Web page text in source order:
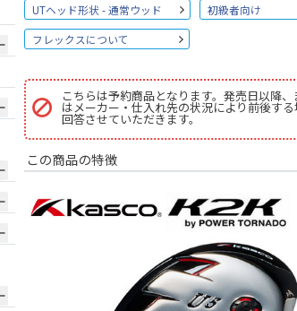
UTヘッド形状 - 通常ウッド 初級者向け
フレックスについて
こちらは予約商品となります。発売日以降
はメーカー・仕入れ先の状況により前後す
回答させていただきます。
この商品の特徴